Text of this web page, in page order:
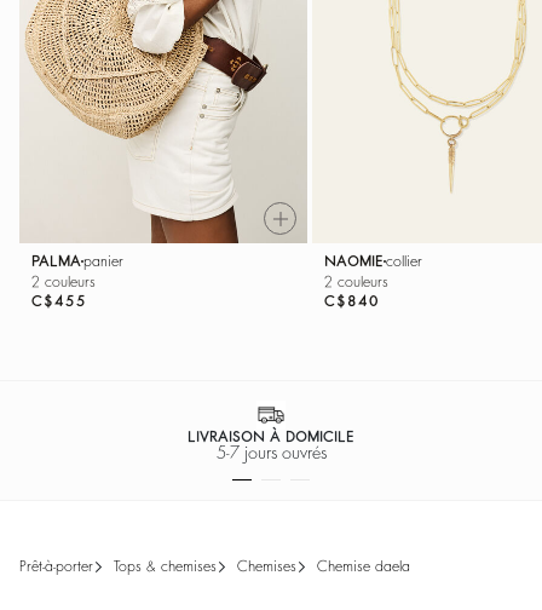
PALMA panier
2 couleurs
C$455
NAOMIEcollier
2 couleurs
C$840
100% PAIEMENT SÉCURISÉ
prêt-à-porter tops & chemises chemises chemise daela